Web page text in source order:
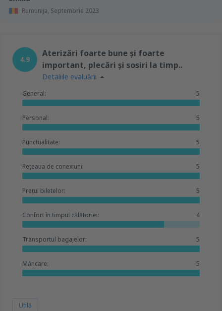
Rumunija, Septembrie 2023
4.9
Aterizări foarte bune și foarte
important, plecări și sosiri la timp..
Detaliile evaluării
General: 5
Personal: 5
Punctualitate: 5
Rețeaua de conexiuni: 5
Prețul biletelor: 5
Confort în timpul călătoriei: 4
Transportul bagajelor: 5
Mâncare: 5
Utilă